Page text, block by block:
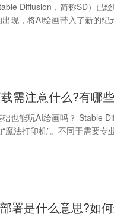
Diffusion，简称SD）已
现，将AI绘画带入了新的纪
需注意什么?有哪
也能玩AI绘画吗？ Stable
魔法打印机”。不同于需要专
署是什么意思?如